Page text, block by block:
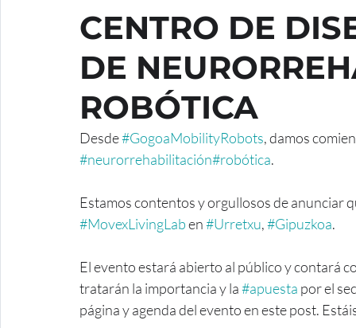
CENTRO DE
DE
ROBÓTICA
Desde #GogoaMobilityRobots, damos
#neurorrehabilitación#robótica.
Estamos contentos y orgullosos de anunciar
#MovexLivingLab en #Urretxu, #Gipuzkoa.
El evento estará abierto al público y contará
tratarán la importancia y la #apuesta por el
página y agenda del evento en este post.